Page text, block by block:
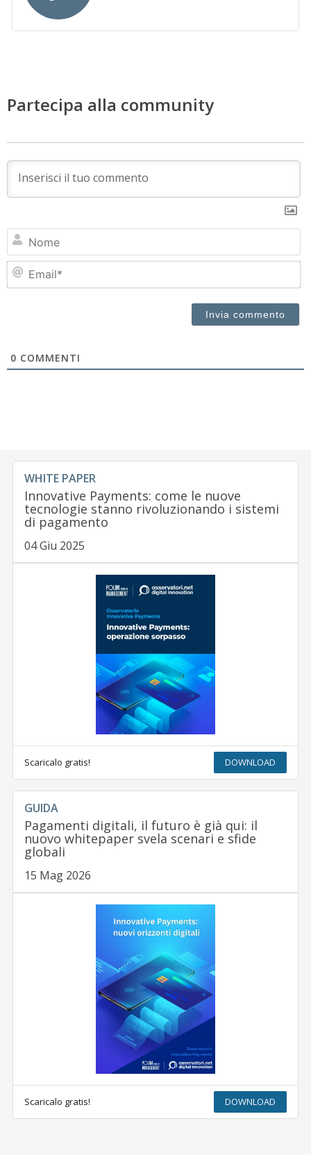
Partecipa alla community
0 COMMENTI
WHITE PAPER
Innovative Payments: come le nuove
tecnologie stanno rivoluzionando i sistemi
di pagamento
04 Giu 2025
Scaricalo gratis! DOWNLOAD
GUIDA
Pagamenti digitali, il futuro è già qui: il
nuovo whitepaper svela scenari e sfide
globali
15 Mag 2026
Scaricalo gratis! DOWNLOAD